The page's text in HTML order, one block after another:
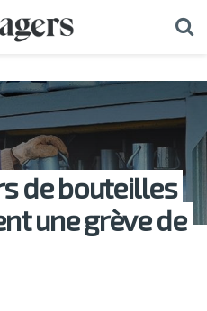
de bouteilles
une grève de